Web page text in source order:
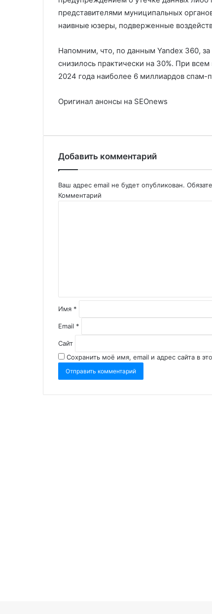
представителями муниципальных
наивные юзеры, подверженные
Напомним, что, по данным Yandex 360,
снизилось практически на 30%. При
2024 года наиболее 6 миллиардов спам-
Оригинал анонсы на SEOnews
Добавить комментарий
Ваш адрес email не будет опубликован.
Комментарий
Имя *
Email *
Сайт
Сохранить моё имя, email и адрес сайта в